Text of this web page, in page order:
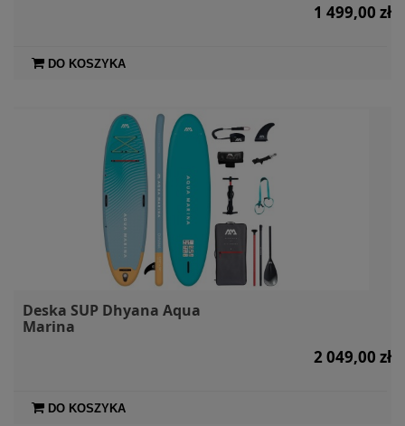
1 499,00 zł
DO KOSZYKA
Deska SUP Dhyana Aqua
Marina
2 049,00 zł
DO KOSZYKA